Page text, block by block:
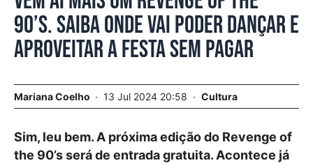
90’s. Saiba onde vai poder dançar e
aproveitar a festa sem pagar
Mariana Coelho 13 Jul 2024 20:58 Cultura
Sim, leu bem. A próxima edição do Revenge of
the 90’s será de entrada gratuita. Acontece já